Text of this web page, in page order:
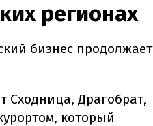
регионах
бизнес продолжает
Сходница, Драгобрат,
который